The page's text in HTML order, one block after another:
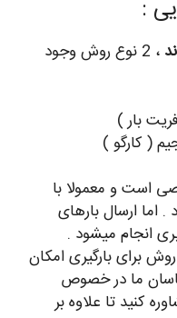
:
، 2 نوع روش وجود
بار )
( کارگو )
است و معمولا با
اما ارسال بارهای
انجام میشود .
، هر 2 روش برای بارگیری امکان
ما در خصوص
کنید تا علاوه بر